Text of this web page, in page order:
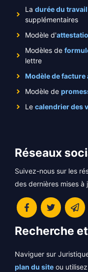
La durée du travail
supplémentaires
Modèle d'
Modèles de
lettre
Modèle de facture
Modèle de
Le calendrier des
Réseaux
Suivez-nous sur les
des dernières mises à
Recherche
Naviguer sur
plan du site ou